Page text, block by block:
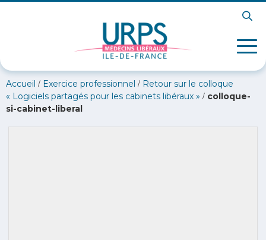
Accueil / Exercice professionnel / Retour sur le colloque
« Logiciels partagés pour les cabinets libéraux » / colloque-
si-cabinet-liberal